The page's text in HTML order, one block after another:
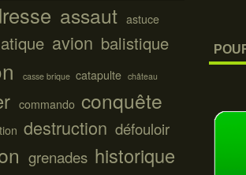
assaut astuce
avion balistique
casse brique catapulte château
commando conquête
destruction défouloir
grenades historique